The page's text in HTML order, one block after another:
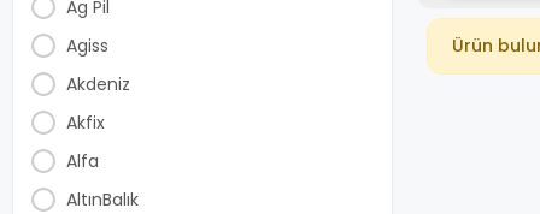
Ag Pil
Agiss
Akdeniz
Akfix
Alfa
AltınBalık
Ürün